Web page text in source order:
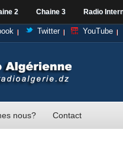
2 Chaine 3 Radio
Twitter YouTube
nous? Contact